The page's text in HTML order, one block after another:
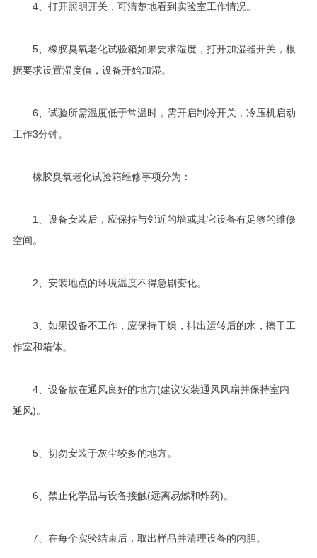
4、打开照明开关，可清楚地看到实验室工作情况。
5、橡胶臭氧老化试验箱如果要求湿度，打开加湿器开关，根
据要求设置湿度值，设备开始加湿。
6、试验所需温度低于常温时，需开启制冷开关，冷压机启动
工作3分钟。
橡胶臭氧老化试验箱维修事项分为：
1、设备安装后，应保持与邻近的墙或其它设备有足够的维修
空间。
2、安装地点的环境温度不得急剧变化。
3、如果设备不工作，应保持干燥，排出运转后的水，擦干工
作室和箱体。
4、设备放在通风良好的地方(建议安装通风风扇并保持室内
通风)。
5、切勿安装于灰尘较多的地方。
6、禁止化学品与设备接触(远离易燃和炸药)。
7、在每个实验结束后，取出样品并清理设备的内胆。